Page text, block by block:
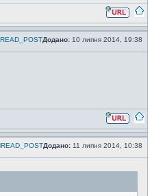
Додано: 10 липня 2014, 19:38
Додано: 11 липня 2014, 10:38